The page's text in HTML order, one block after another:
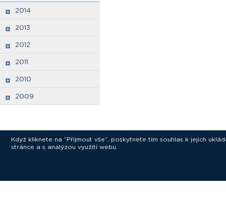
2014
2013
2012
2011
2010
2009
Když kliknete na “Přijmout vše”, poskytnete tím souhlas k jejich
stránce a s analýzou využití webu.